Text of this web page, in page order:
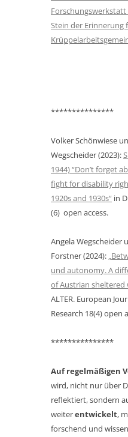
Forschungswerkstatt
Stein der Erinnerung
***************
Volker Schönwiese
Wegscheider (2023):
1944) “Don’t forget
fight for disability
1920s and 1930s“ in
(6) open access.
Angela Wegscheider
Forstner (2024):
und autonomy. A
of Austrian sheltered
ALTER. European
Research 18(4) open
***************
Auf regelmäßigen
wird, nicht nur über
reflektiert, sondern
weiterentwickelt,
forschend und